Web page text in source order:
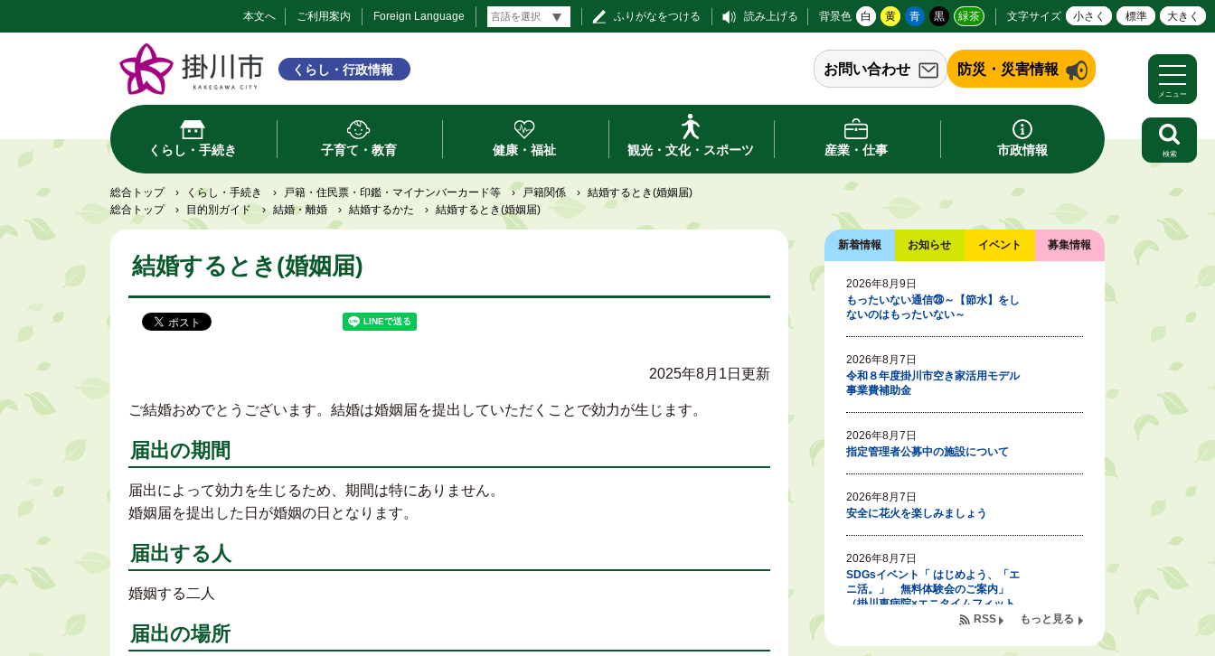
本文へ ご利用案内 Foreign Language ふりがなをつける 読み上げる 背景色 白 黄 青 黒 緑茶 文字サイズ 小さく 標準 大きく
くらし・行政情報 お問い合わせ 防災・災害情報
くらし・手続き 子育て・教育 健康・福祉 観光・文化・スポーツ 産業・仕事 市政情報
メニュー
検索
総合トップ › くらし・手続き › 戸籍・住民票・印鑑・マイナンバーカード等 › 戸籍関係 › 結婚するとき(婚姻届)
総合トップ
› 目的別ガイド › 結婚・離婚 › 結婚するかた › 結婚するとき(婚姻届)
結婚するとき(婚姻届)
2025年8月1日更新
ご結婚おめでとうございます。結婚は婚姻届を提出していただくことで効力が生じます。
届出の期間
届出によって効力を生じるため、期間は特にありません。
婚姻届を提出した日が婚姻の日となります。
届出する人
婚姻する二人
届出の場所
新着情報 お知らせ イベント 募集情報
2026年8月9日
もったいない通信㉘～【節水】をし
ないのはもったいない～
2026年8月7日
令和８年度掛川市空き家活用モデル
事業費補助金
2026年8月7日
指定管理者公募中の施設について
2026年8月7日
安全に花火を楽しみましょう
2026年8月7日
SDGsイベント「 はじめよう、「エ
ニ活。」 無料体験会のご案内」
（掛川東病院×エニタイムフィット
もっと見る
RSS